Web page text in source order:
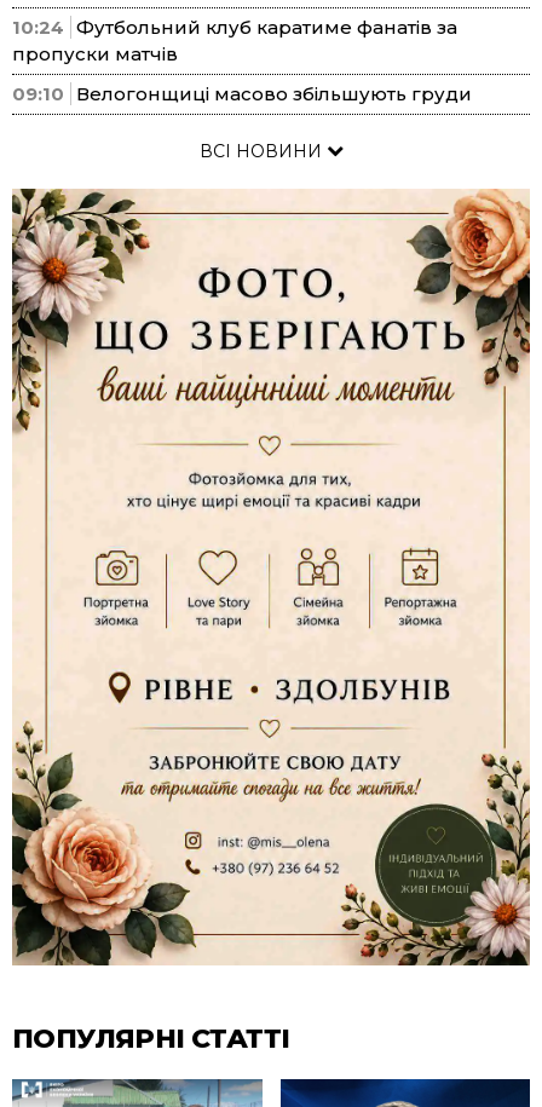
10:24 Футбольний клуб каратиме фанатів за
пропуски матчів
09:10
Велогонщиці масово збільшують груди
ВСІ НОВИНИ
ПОПУЛЯРНІ СТАТТІ